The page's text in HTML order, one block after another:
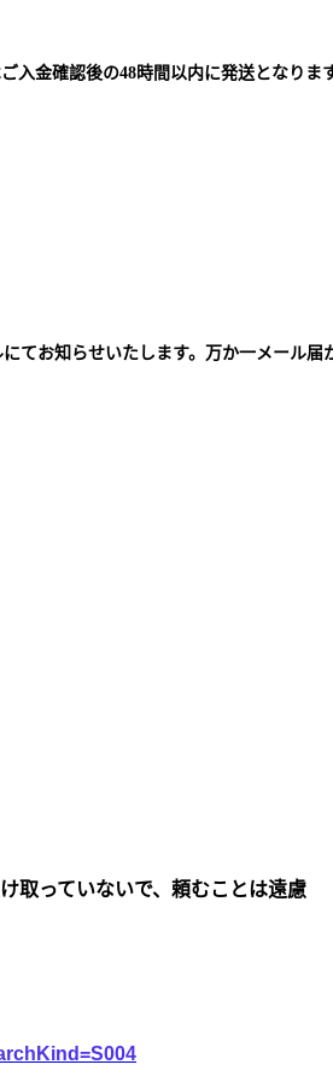
入金確認後の48時間以内に発送となりま
お知らせいたします。万か一メール届
取っていないで、頼むことは遠